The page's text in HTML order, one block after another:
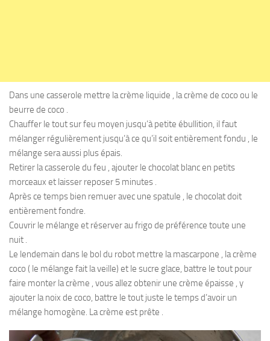
Dans une casserole mettre la crème liquide , la crème de coco ou le
beurre de coco .
Chauffer le tout sur feu moyen jusqu’à petite ébullition, il faut
mélanger régulièrement jusqu’à ce qu’il soit entièrement fondu , le
mélange sera aussi plus épais.
Retirer la casserole du feu , ajouter le chocolat blanc en petits
morceaux et laisser reposer 5 minutes .
Après ce temps bien remuer avec une spatule , le chocolat doit
entièrement fondre.
Couvrir le mélange et réserver au frigo de préférence toute une
nuit .
Le lendemain dans le bol du robot mettre la mascarpone , la crème
coco ( le mélange fait la veille) et le sucre glace, battre le tout pour
faire monter la crème , vous allez obtenir une crème épaisse , y
ajouter la noix de coco, battre le tout juste le temps d’avoir un
mélange homogène. La crème est prête .